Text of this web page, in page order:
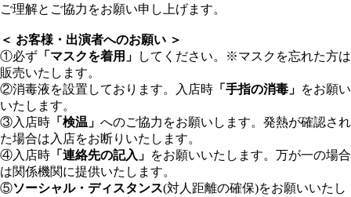
ご理解とご協力をお願い申し上げます。
＜ お客様・出演者へのお願い ＞
①必ず 「マスクを着用」
してください。※マスクを忘れた方は
販売いたします。
②消毒液を設置しております。入店時 「手指の消毒」 をお願い
いたします。
③入店時 「検温」 へのご協力をお願いします。発熱が確認され
た場合は入店をお断りいたします。
④入店時 「連絡先の記入」 をお願いいたします。万が一の場合
は関係機関に提供いたします。
⑤ソーシャル・ディスタンス(対人距離の確保)をお願いいたし